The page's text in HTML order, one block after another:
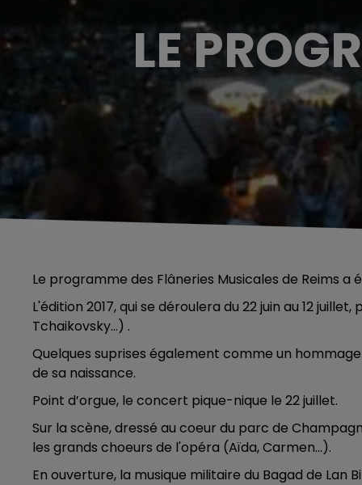
LE
Le programme des Flâneries Musicales de Reims a
L'édition 2017, qui se déroulera du 22 juin au 12
Tchaikovsky…) .
Quelques suprises également comme un
de sa naissance.
Point d’orgue, le concert pique-nique le 22 juillet.
Sur la scène, dressé au coeur du parc de
les grands choeurs de l'opéra (Aïda, Carmen...).
En ouverture, la musique militaire du Bagad de Lan